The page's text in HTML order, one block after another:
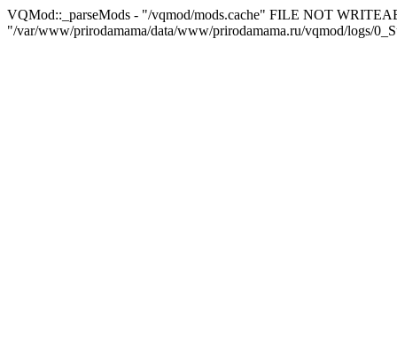
VQMod::_parseMods - "/vqmod/mods.cache" FILE NOT
"/var/www/prirodamama/data/www/prirodamama.ru/vqmod/logs/